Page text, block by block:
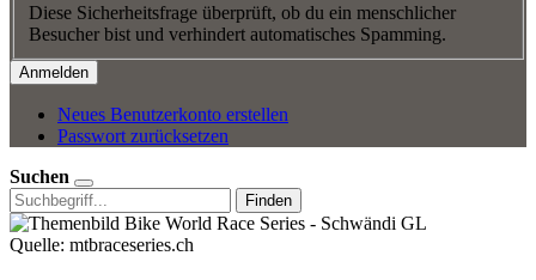
Diese Sicherheitsfrage überprüft, ob du ein menschlicher
Besucher bist und verhindert automatisches Spamming.
Neues Benutzerkonto erstellen
Passwort zurücksetzen
Suchen
Finden
Quelle: mtbraceseries.ch